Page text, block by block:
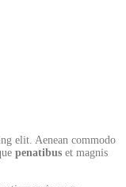
elit. Aenean commodo
penatibus et magnis